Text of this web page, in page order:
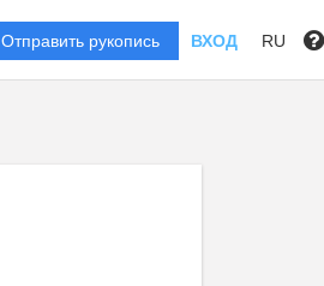
Отправить рукопись ВХОД RU